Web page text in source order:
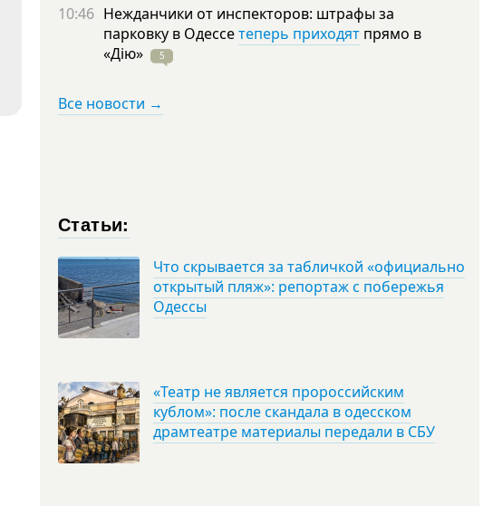
10:46 Нежданчики от инспекторов: штрафы за
парковку в Одессетеперь приходят прямо в
«Дію»
5
Все новости →
Статьи:
Что скрывается за табличкой «официально
открытый пляж»: репортаж с побережья
Одессы
«Театр не является пророссийским
кублом»: после скандала в одесском
драмтеатре материалы передали в СБУ